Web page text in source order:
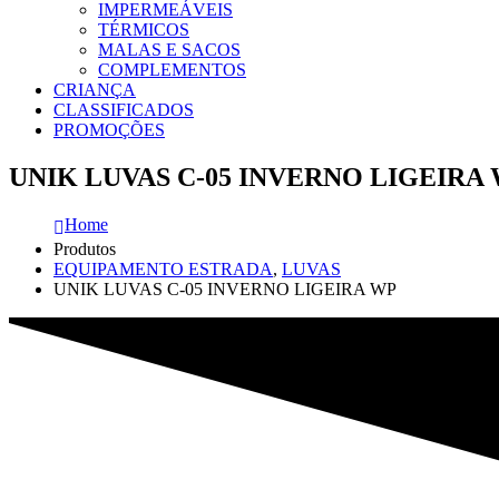
IMPERMEÁVEIS
TÉRMICOS
MALAS E SACOS
COMPLEMENTOS
CRIANÇA
CLASSIFICADOS
PROMOÇÕES
UNIK LUVAS C-05 INVERNO LIGEIRA
Home
Produtos
EQUIPAMENTO ESTRADA, LUVAS
UNIK LUVAS C-05 INVERNO LIGEIRA WP